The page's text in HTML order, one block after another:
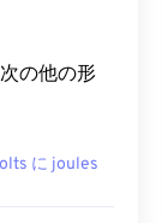
の他の形
に joules